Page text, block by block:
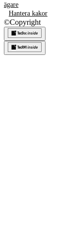
ägare
Hantera kakor
©Copyright